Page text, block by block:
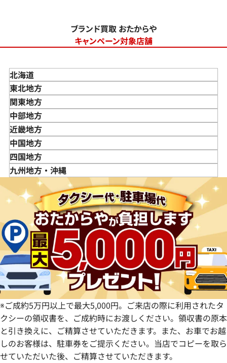
ブランド買取 おたからや
キャンペーン対象店舗
北海道
東北地方
青森県
岩手県
宮城県
秋田県
山形県
福島県
関東地方
東京都
神奈川県
埼玉県
千葉県
茨城県
栃木県
群馬県
中部地方
新潟県
富山県
石川県
山梨県
長野県
岐阜県
静岡県
愛知県
近畿地方
三重県
滋賀県
京都府
兵庫県
奈良県
和歌山県
中国地方
鳥取県
島根県
広島県
山口県
四国地方
徳島県
愛媛県
九州地方・沖縄
佐賀県
長崎県
熊本県
大分県
宮崎県
鹿児島県
※ご成約5万円以上で最大5,000円。ご来店の際に利用されたタ
クシーの領収書を、ご成約時にお渡しください。領収書の原本
と引き換えに、ご精算させていただきます。また、お車でお越
しのお客様は、駐車券をご提示ください。当店でコピーを取ら
せていただいた後、ご精算させていただきます。